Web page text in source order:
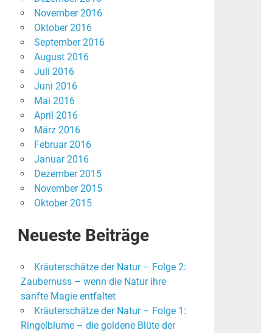
November 2016
Oktober 2016
September 2016
August 2016
Juli 2016
Juni 2016
Mai 2016
April 2016
März 2016
Februar 2016
Januar 2016
Dezember 2015
November 2015
Oktober 2015
Neueste Beiträge
Kräuterschätze der Natur – Folge 2:
Zaubernuss – wenn die Natur ihre
sanfte Magie entfaltet
Kräuterschätze der Natur – Folge 1:
Ringelblume – die goldene Blüte der